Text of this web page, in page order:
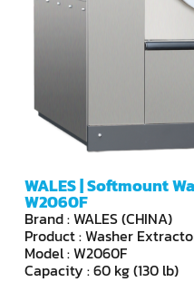
WALES | Softmount
W2060F
Brand : WALES (CHINA)
Product : Washer
Model : W2060F
Capacity : 60 kg (130 lb)